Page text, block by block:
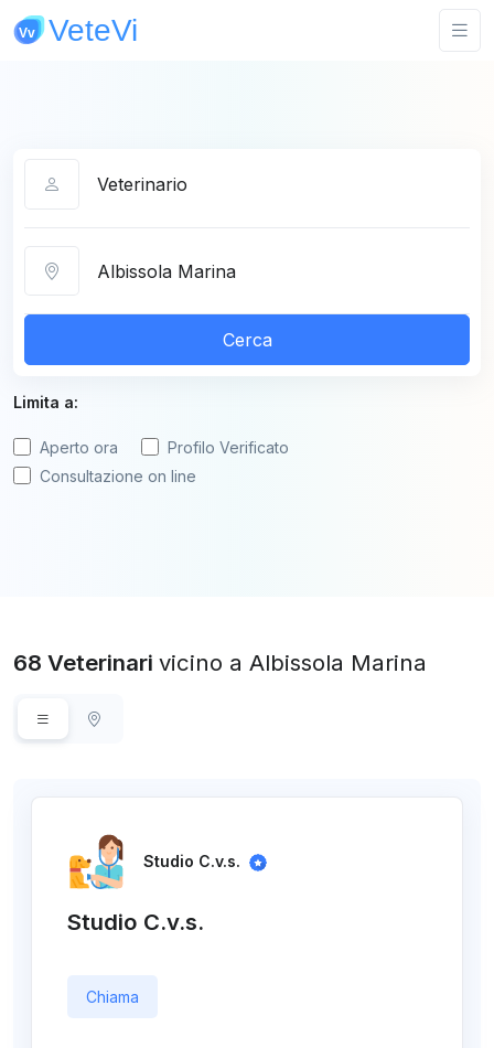
Cerca
Limita a:
Aperto ora
Profilo Verificato
Consultazione on line
68 Veterinari vicino a Albissola Marina
Studio C.v.s.
Studio C.v.s.
Chiama